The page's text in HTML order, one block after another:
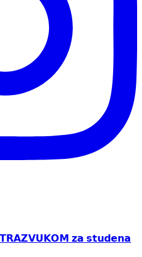
𝘇𝗮 𝘀𝘁𝘂𝗱𝗲𝗻𝗮